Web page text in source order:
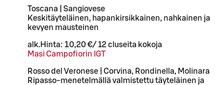
Toscana | Sangiovese
Keskitäyteläinen, hapankirsikkainen, nahkainen ja
kevyen mausteinen
alk. Hinta: 10,20 €/ 12 cl useita kokoja
Masi Campofiorin IGT
Rosso del Veronese | Corvina, Rondinella, Molinara
Ripasso-menetelmällä valmistettu täyteläinen ja